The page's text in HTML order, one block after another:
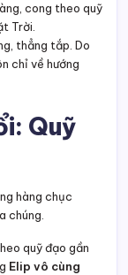
cong theo quỹ
Trời.
thẳng tắp. Do
chỉ về hướng
Quỹ
hàng chục
chúng.
quỹ đạo gần
Elip vô cùng